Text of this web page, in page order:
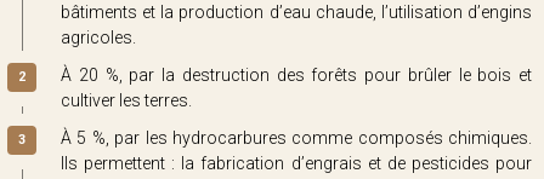
bâtiments et la production d’eau chaude, l’utilisation d’engins
agricoles.
À 20 %, par la destruction des forêts pour brûler le bois et
cultiver les terres.
À 5 %, par les hydrocarbures comme composés chimiques.
Ils permettent : la fabrication d’engrais et de pesticides pour